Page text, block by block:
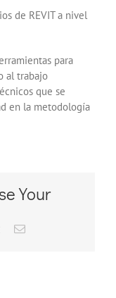
de REVIT a nivel
para
al trabajo
que se
en la metodología
Your
Vk
Correo